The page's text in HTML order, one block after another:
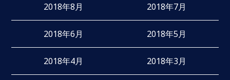
2018年8月 2018年7月
2018年6月 2018年5月
2018年4月 2018年3月